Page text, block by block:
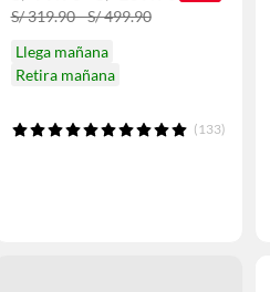
S/ 319.90 - S/ 499.90
Llega mañana
Retira mañana
(133)